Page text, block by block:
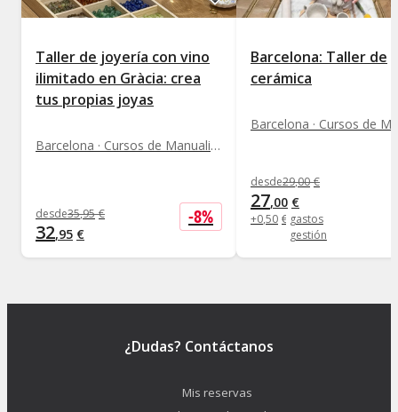
Taller de joyería con vino
ilimitado en Gràcia: crea
tus propias joyas
Barcelona · Cursos de Manualidades y DIY
desde35,95 €
32,95 €
-8%
Barcelona: Taller de
cerámica
desde29,00 €
27,00 €
+0,50 € gastos
gestión
¿Dudas? Contáctanos
Mis reservas